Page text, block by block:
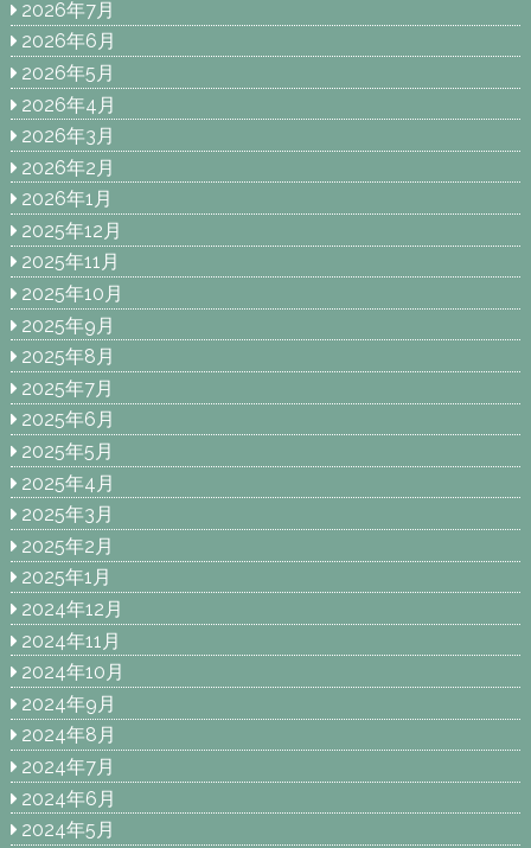
2026年7月
2026年6月
2026年5月
2026年4月
2026年3月
2026年2月
2026年1月
2025年12月
2025年11月
2025年10月
2025年9月
2025年8月
2025年7月
2025年6月
2025年5月
2025年4月
2025年3月
2025年2月
2025年1月
2024年12月
2024年11月
2024年10月
2024年9月
2024年8月
2024年7月
2024年6月
2024年5月